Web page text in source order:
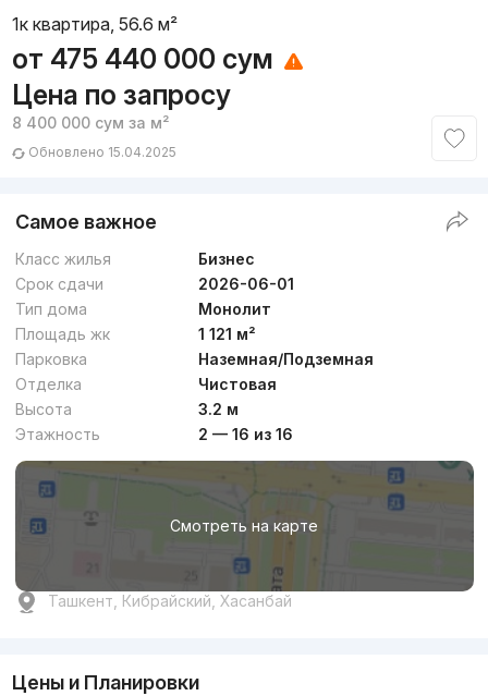
1к квартира, 56.6 м²
от 475 440 000 сум
Цена по запросу
8 400 000 сум за м²
Обновлено 15.04.2025
Самое важное
Класс жилья
Бизнес
Срок сдачи
2026-06-01
Тип дома
Монолит
Площадь жк
1 121 м²
Парковка
Наземная/Подземная
Отделка
Чистовая
Высота
3.2 м
Этажность
2 — 16 из 16
Смотреть на карте
Ташкент, Кибрайский, Хасанбай
Цены и Планировки